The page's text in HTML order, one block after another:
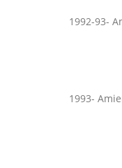
1992-93-
1993-